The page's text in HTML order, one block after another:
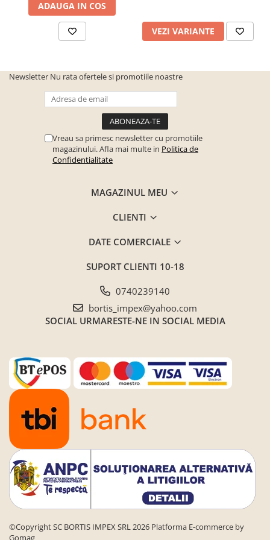
ADAUGA IN COS
VEZI VARIANTE
Newsletter Nu rata ofertele si promotiile noastre
Vreau sa primesc newsletter cu promotiile
magazinului. Afla mai multe in Politica de
Confidentialitate
MAGAZINUL MEU
CLIENTI
DATE COMERCIALE
SUPORT CLIENTI 10-18
0740239140
bortis_impex@yahoo.com
SOCIAL URMARESTE-NE IN SOCIAL MEDIA
©Copyright SC BORTIS IMPEX SRL 2026 Platforma E-commerce by
Gomag